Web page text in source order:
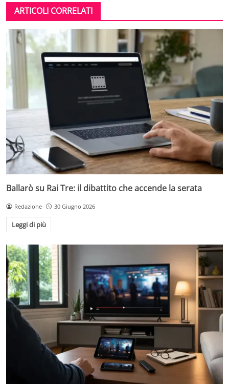
ARTICOLI CORRELATI
Ballarò su Rai Tre: il dibattito che accende la serata
Redazione 30 Giugno 2026
Leggi di più